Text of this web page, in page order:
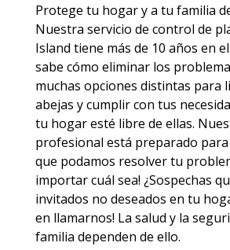
Protege tu hogar y a tu familia
Nuestra servicio de control de
Island tiene más de 10 años en
sabe cómo eliminar los
muchas opciones distintas para
abejas y cumplir con tus
tu hogar esté libre de ellas.
profesional está preparado
que podamos resolver tu
importar cuál sea! ¿Sospechas
invitados no deseados en tu
en llamarnos! La salud y la
familia dependen de ello.